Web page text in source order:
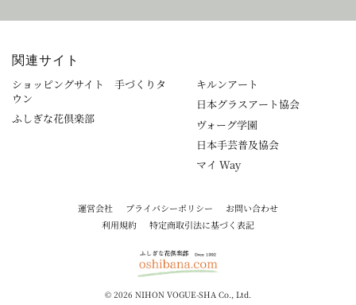
関連サイト
ショッピングサイト 手づくりタ
ウン
ふしぎな花倶楽部
キルンアート
日本グラスアート協会
ヴォーグ学園
日本手芸普及協会
マイ Way
運営会社 プライバシーポリシー
お問い合わせ
利用規約
特定商取引法に基づく表記
© 2026 NIHON VOGUE-SHA Co., Ltd.